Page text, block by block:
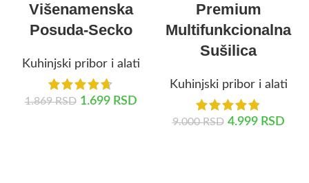
Višenamenska
Posuda-Secko
Kuhinjski pribor i alati
1.869RSD 1.699 RSD
Premium
Multifunkcionalna
Sušilica
Kuhinjski pribor i alati
9.000RSD 4.999 RSD